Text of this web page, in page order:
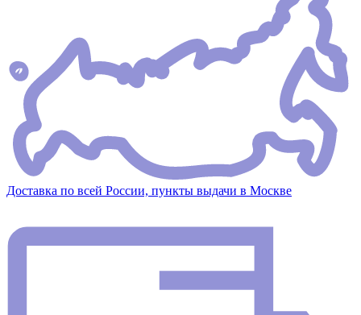
Доставка по всей России, пункты выдачи в Москве